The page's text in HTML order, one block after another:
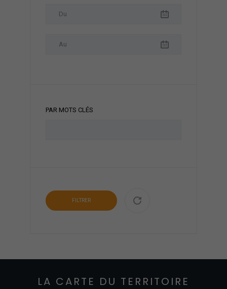
PAR MOTS CLÉS
FILTRER
LA CARTE DU TERRITOIRE